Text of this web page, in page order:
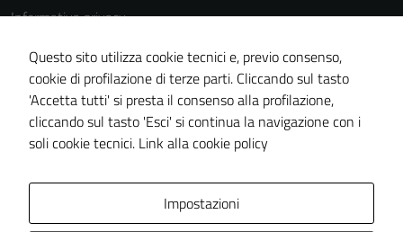
Informativa privacy
Cookie Policy
Note legali
Dichiarazione di accessibilità
Piano di miglioramento del sito
Questo sito utilizza cookie tecnici e, previo consenso,
cookie di profilazione di terze parti. Cliccando sul tasto
'Accetta tutti' si presta il consenso alla profilazione,
cliccando sul tasto 'Esci' si continua la navigazione con i
soli cookie tecnici. Link alla cookie policy
Impostazioni